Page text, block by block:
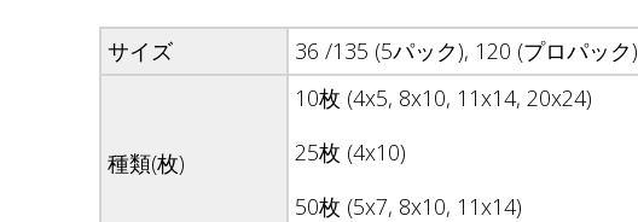
サイズ 36 /135 (5パック), 120 (プロパック)
種類(枚)
10枚 (4x5, 8x10, 11x14, 20x24)
25枚 (4x10)
50枚 (5x7, 8x10, 11x14)